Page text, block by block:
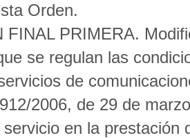
Orden.
FINAL PRIMERA.
se regulan las
de
2006, de 29 de
en la